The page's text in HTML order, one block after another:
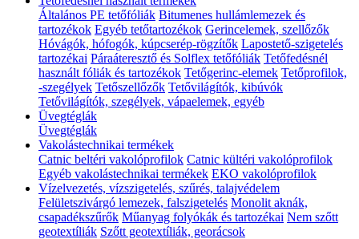
Általános PE tetőfóliák Bitumenes hullámlemezek és
tartozékok Egyéb tetőtartozékok Gerincelemek, szellőzők
Hóvágók, hófogók, kúpcserép-rögzítők Lapostető-szigetelés
tartozékai Páraáteresztő és Solflex tetőfóliák Tetőfedésnél
használt fóliák és tartozékok Tetőgerinc-elemek Tetőprofilok,
-szegélyek Tetőszellőzők Tetővilágítók, kibúvók
Tetővilágítók, szegélyek, vápaelemek, egyéb
Üvegtéglák
Üvegtéglák
Vakolástechnikai termékek
Catnic beltéri vakolóprofilok Catnic kültéri vakolóprofilok
Egyéb vakolástechnikai termékek EKO vakolóprofilok
Vízelvezetés, vízszigetelés, szűrés, talajvédelem
Felületszivárgó lemezek, falszigetelés Monolit aknák,
csapadékszűrők Műanyag folyókák és tartozékai Nem szőtt
geotextíliák Szőtt geotextíliák, georácsok